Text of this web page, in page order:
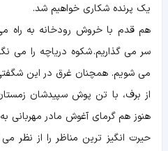
یک پرنده شکاری خواهیم شد.
هم قدم با خروش رودخانه به راه
سر می گذاریم. شکوه دریاچه را می
می شویم. همچنان غرق در این
از برف، با تن پوش سپیدشان
هنوز هم گرمای آغوش مادر
حیرت انگیز ترین مناظر را از نظر